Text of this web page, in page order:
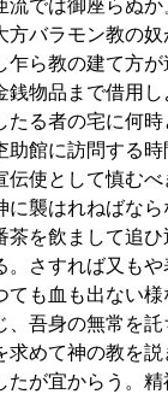
では御座らぬか
バラモン教の
乍ら教の建て方
物品まで借用
る者の宅に何
館に訪問する
使として慎む
襲はれねばな
を飲まして追
さすれば又も
も血も出ない
吾身の無常を
めて神の教を
が宜からう。